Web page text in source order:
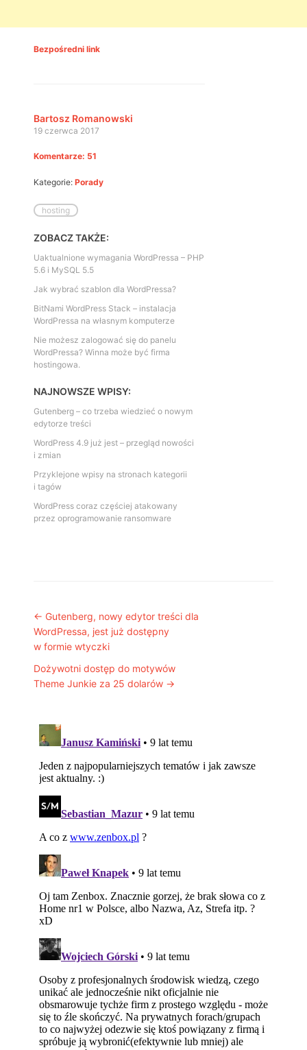
Bezpośredni link
Bartosz Romanowski
19 czerwca 2017
Komentarze: 51
Kategorie: Porady
hosting
ZOBACZ TAKŻE:
Uaktualnione wymagania WordPressa – PHP
5.6 i MySQL 5.5
Jak wybrać szablon dla WordPressa?
BitNami WordPress Stack – instalacja
WordPressa na własnym komputerze
Nie możesz zalogować się do panelu
WordPressa? Winna może być firma
hostingowa.
NAJNOWSZE WPISY:
Gutenberg – co trzeba wiedzieć o nowym
edytorze treści
WordPress 4.9 już jest – przegląd nowości
i zmian
Przyklejone wpisy na stronach kategorii
i tagów
WordPress coraz częściej atakowany
przez oprogramowanie ransomware
Post navigation
← Gutenberg, nowy edytor treści dla
WordPressa, jest już dostępny
w formie wtyczki
Dożywotni dostęp do motywów
Theme Junkie za 25 dolarów →